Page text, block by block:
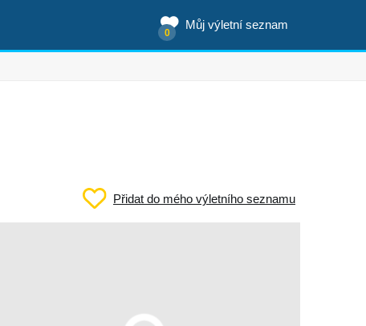
Můj výletní seznam
0
Přidat do mého výletního seznamu